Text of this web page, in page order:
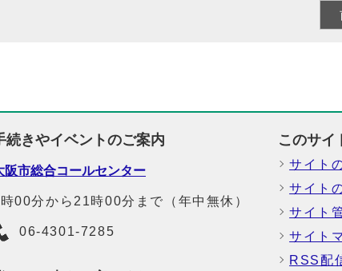
続きやイベントのご案内
阪市総合コールセンター
00分から21時00分まで（年中無休）
06-4301-7285
このサイ
サイト
サイト
サイト
サイト
RSS配